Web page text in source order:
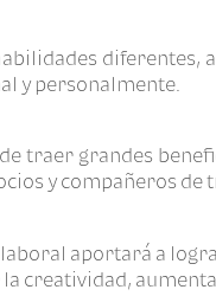
y personalmente.
traer grandes
y compañeros de
aportará a
creatividad,